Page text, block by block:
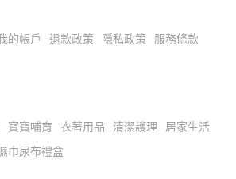
的帳戶 退款政策 隱私政策 服務條款
寶寶哺育 衣著用品 清潔護理
居家生活
巾尿布禮盒